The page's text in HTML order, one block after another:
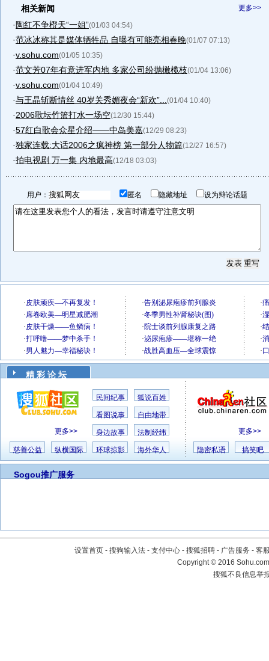
更多>>
相关新闻
· 陶红不争橙天“一姐”(01/03 04:54)
·范冰冰称其是媒体牺牲品 自曝有可能亮相春晚(01/07 07:13)
·v.sohu.com(01/05 10:35)
·范文芳07年有意进军内地 多家公司纷抛橄榄枝(01/04 13:06)
·v.sohu.com(01/04 10:49)
·与王晶斩断情丝 40岁关秀媚夜会“新欢”... (01/04 10:40)
·2006歌坛竹篮打水一场空(12/30 15:44)
·57红白歌会众星介绍——中岛美嘉(12/29 08:23)
·独家连载:大话2006之疯神榜 第一部分人物篇(12/27 16:57)
·拍电视剧 万一集 内地最高(12/18 03:03)
用户： 匿名 隐藏地址 设为辩论话题
精 彩 论 坛
更多>>
民间纪事 狐说百姓
看图说事 自由地带
身边故事 法制经纬
慈善公益 纵横国际 环球掠影 海外华人
更多>>
隐密私语 搞笑吧
Sogou推广服务
设置首页 - 搜狗输入法 - 支付中心 - 搜狐招聘 - 广告服务 - 客
Copyright©2016
搜狐不良信息举